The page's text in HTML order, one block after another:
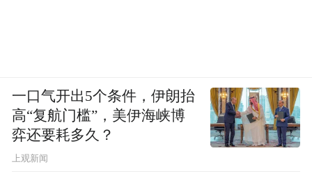
一口气开出5个条件，伊朗抬
高“复航门槛”，美伊海峡博
弈还要耗多久？
上观新闻